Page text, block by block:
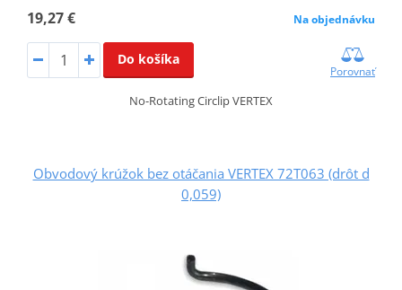
19,27 € Na objednávku
Do košíka
Porovnať
No-Rotating Circlip VERTEX
Obvodový krúžok bez otáčania VERTEX 72T063 (drôt d
0,059)